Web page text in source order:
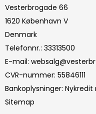
Vesterbrogade 66
1620 København V
Denmark
Telefonnr.: 33313500
E-mail:
CVR-nummer: 55846111
Bankoplysninger: Nykredit
Sitemap